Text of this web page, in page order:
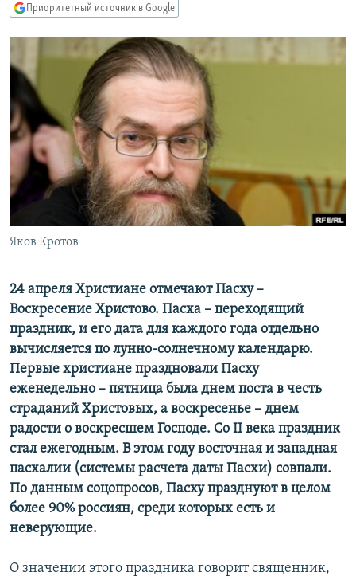
Вернутся
КАВКАЗ.РЕАЛИИ
СЕВЕР.РЕАЛИИ
СИБИРЬ.РЕАЛИИ
РАСПИСАНИЕ ВЕЩАНИЯ
ПОДПИШИТЕСЬ НА РАССЫЛКУ
СОЦИАЛЬНЫЕ СЕТИ
Все сайты РСЕ/РС
Приоритетный источник в Google
Яков Кротов
24 апреля Христиане отмечают Пасху –
Воскресение Христово. Пасха – переходящий
праздник, и его дата для каждого года отдельно
вычисляется по лунно-солнечному календарю.
Первые христиане праздновали Пасху
еженедельно – пятница была днем поста в честь
страданий Христовых, а воскресенье – днем
радости о воскресшем Господе. Со II века праздник
стал ежегодным. В этом году восточная и западная
пасхалии (системы расчета даты Пасхи) совпали.
По данным соцопросов, Пасху празднуют в целом
более 90% россиян, среди которых есть и
неверующие.
О значении этого праздника говорит священник,